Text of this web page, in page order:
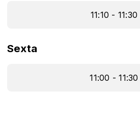
11:10 - 11:30
Sexta
11:00 - 11:30